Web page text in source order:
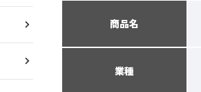
商品名
業種